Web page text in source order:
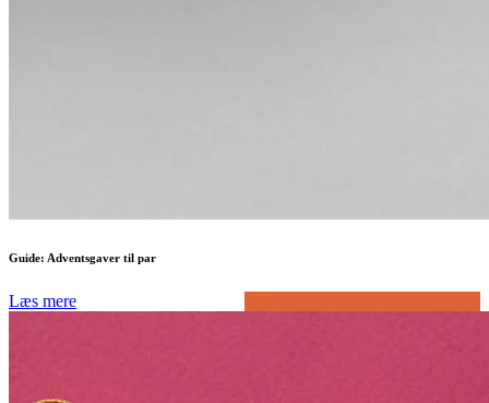
Guide: Adventsgaver til par
Læs mere